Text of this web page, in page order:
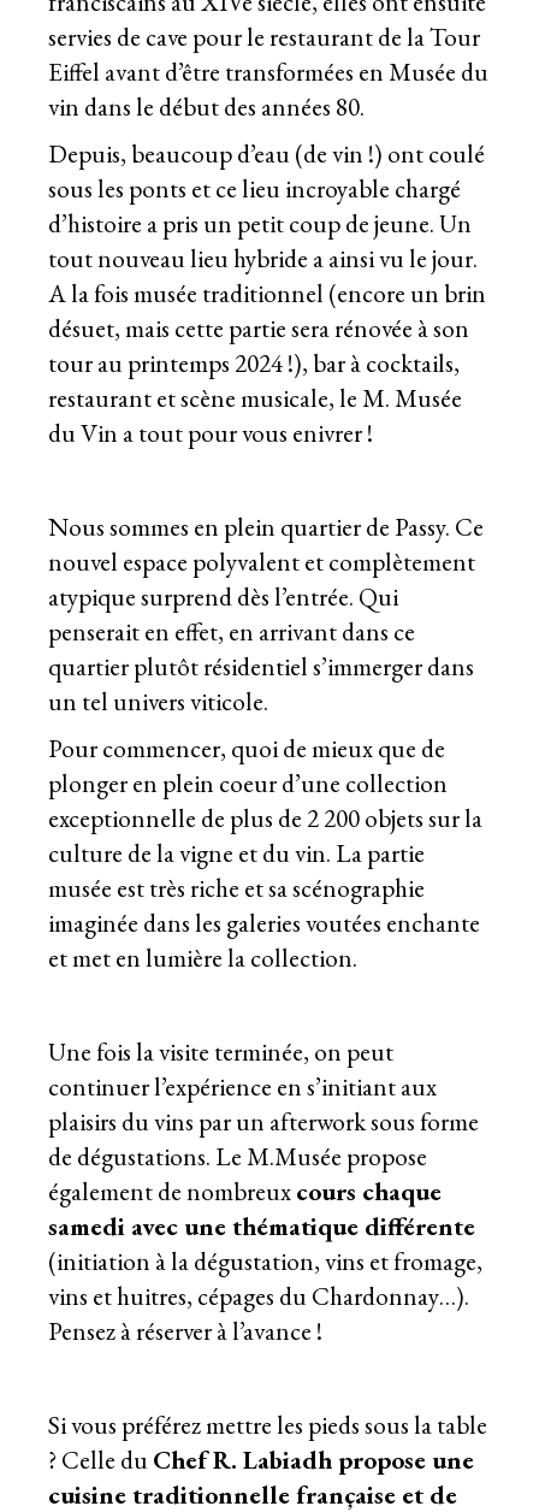
servies de cave pour le restaurant de la Tour
Eiffel avant d’être transformées en Musée du
vin dans le début des années 80.
Depuis, beaucoup d’eau (de vin !) ont coulé
sous les ponts et ce lieu incroyable chargé
d’histoire a pris un petit coup de jeune. Un
tout nouveau lieu hybride a ainsi vu le jour.
A la fois musée traditionnel (encore un brin
désuet, mais cette partie sera rénovée à son
tour au printemps 2024 !), bar à cocktails,
restaurant et scène musicale, le M. Musée
du Vin a tout pour vous enivrer !
Nous sommes en plein quartier de Passy. Ce
nouvel espace polyvalent et complètement
atypique surprend dès l’entrée. Qui
penserait en effet, en arrivant dans ce
quartier plutôt résidentiel s’immerger dans
un tel univers viticole.
Pour commencer, quoi de mieux que de
plonger en plein coeur d’une collection
exceptionnelle de plus de 2 200 objets sur la
culture de la vigne et du vin. La partie
musée est très riche et sa scénographie
imaginée dans les galeries voutées enchante
et met en lumière la collection.
Une fois la visite terminée, on peut
continuer l’expérience en s’initiant aux
plaisirs du vins par un afterwork sous forme
de dégustations. Le M.Musée propose
également de nombreuxcours chaque
samedi avec une thématique différente
(initiation à la dégustation, vins et fromage,
vins et huitres, cépages du Chardonnay…).
Pensez à réserver à l’avance !
Si vous préférez mettre les pieds sous la table
? Celle duChef R. Labiadh propose une
cuisine traditionnelle française et de